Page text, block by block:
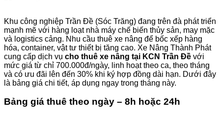
Khu công nghiệp Trần Đề (Sóc Trăng) đang trên đà phát triển
mạnh mẽ với hàng loạt nhà máy chế biến thủy sản, may mặc
và logistics cảng. Nhu cầu thuê xe nâng để bốc xếp hàng
hóa, container, vật tư thiết bị tăng cao. Xe Nâng Thành Phát
cung cấp dịch vụ cho thuê xe nâng tại KCN Trần Đề với
mức giá từ chỉ 700.000đ/ngày, linh hoạt theo ca, theo tháng
và có ưu đãi lên đến 30% khi ký hợp đồng dài hạn. Dưới đây
là bảng giá chi tiết, áp dụng ngay trong tháng này.
Bảng giá thuê theo ngày – 8h hoặc 24h